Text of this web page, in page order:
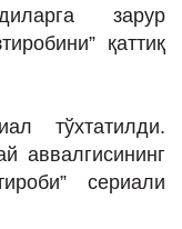
зарур
қаттиқ
тўхтатилди.
аввалгисининг
сериали